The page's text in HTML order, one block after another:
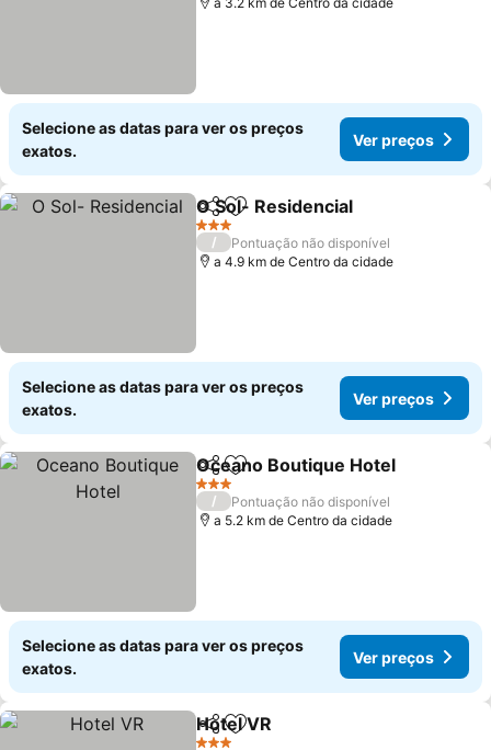
Selecione as datas para ver os preços
exatos.
Ver preços
PartilharAdicionar aos favoritos
O Sol- Residencial
3 Estrelas
/
Pontuação não disponível
a 4.9 km de Centro da cidade
Selecione as datas para ver os preços
exatos.
Ver preços
PartilharAdicionar aos favoritos
Oceano Boutique Hotel
3 Estrelas
/
Pontuação não disponível
a 5.2 km de Centro da cidade
Selecione as datas para ver os preços
exatos.
Ver preços
PartilharAdicionar aos favoritos
Hotel VR